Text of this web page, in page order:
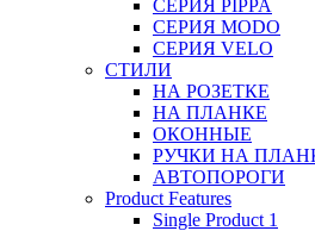
СЕРИЯ PIPPA
СЕРИЯ MODO
СЕРИЯ VELO
СТИЛИ
НА РОЗЕТКЕ
НА ПЛАНКЕ
ОКОННЫЕ
РУЧКИ НА
АВТОПОРОГИ
Product Features
Single Product 1